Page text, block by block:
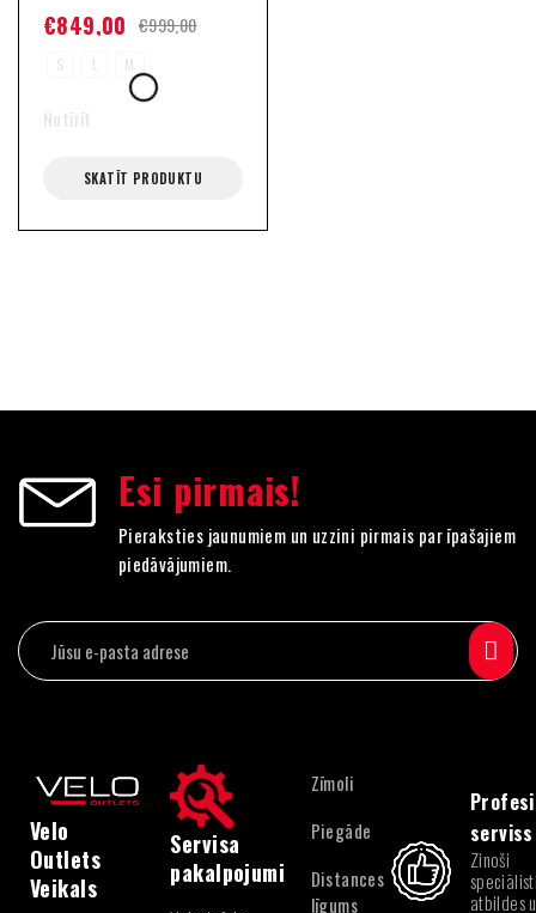
€999,00
€849,00
S L M
Notīrīt
SKATĪT PRODUKTU
Esi pirmais!
Pieraksties jaunumiem un uzzini pirmais par īpašajiem
piedāvājumiem.
Velo
Outlets
Veikals
Servisa
pakalpojumi
Zīmoli
Piegāde
Distances
līgums
serviss
Zinoši
atbildes